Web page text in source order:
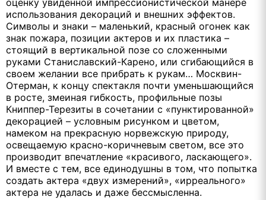
оценку увиденной импрессионистической манере
использования декораций и внешних эффектов.
Символы и знаки – маленький, красный огонек как
знак пожара, позиции актеров и их пластика –
стоящий в вертикальной позе со сложенными
руками Станиславский-Карено, или сгибающийся в
своем желании все прибрать к рукам… Москвин-
Отерман, к концу спектакля почти уменьшающийся
в росте, змеиная гибкость, профильные позы
Книппер-Терезиты в сочетании с «пунктированной»
декорацией – условным рисунком и цветом,
намеком на прекрасную норвежскую природу,
освещаемую красно-коричневым светом, все это
производит впечатление «красивого, ласкающего».
И вместе с тем, все единодушны в том, что попытка
создать актера «двух измерений», «ирреального»
актера не удалась и даже бессмысленна.